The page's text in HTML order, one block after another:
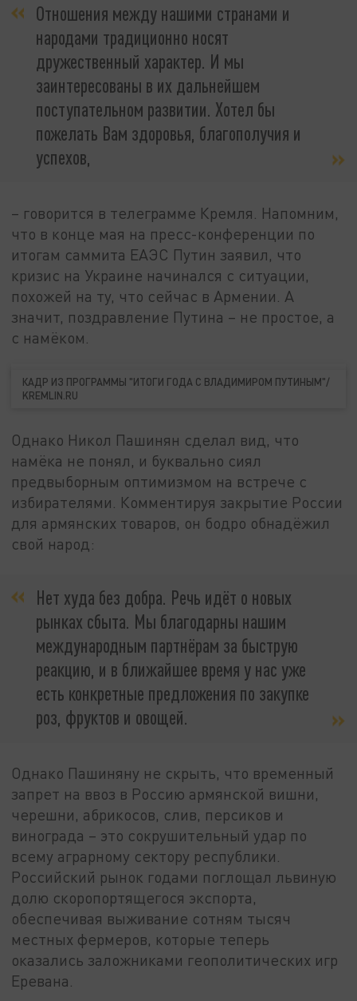
Отношения между нашими странами и
народами традиционно носят
дружественный характер. И мы
заинтересованы в их дальнейшем
поступательном развитии. Хотел бы
пожелать Вам здоровья, благополучия и
успехов,
– говорится в телеграмме Кремля. Напомним,
что в конце мая на пресс-конференции по
итогам саммита ЕАЭС Путин заявил, что
кризис на Украине начинался с ситуации,
похожей на ту, что сейчас в Армении. А
значит, поздравление Путина – не простое, а
с намёком.
КАДР ИЗ ПРОГРАММЫ "ИТОГИ ГОДА С ВЛАДИМИРОМ ПУТИНЫМ"/
KREMLIN.RU
Однако Никол Пашинян сделал вид, что
намёка не понял, и буквально сиял
предвыборным оптимизмом на встрече с
избирателями. Комментируя закрытие России
для армянских товаров, он бодро обнадёжил
свой народ:
Нет худа без добра. Речь идёт о новых
рынках сбыта. Мы благодарны нашим
международным партнёрам за быструю
реакцию, и в ближайшее время у нас уже
есть конкретные предложения по закупке
роз, фруктов и овощей.
Однако Пашиняну не скрыть, что временный
запрет на ввоз в Россию армянской вишни,
черешни, абрикосов, слив, персиков и
винограда – это сокрушительный удар по
всему аграрному сектору республики.
Российский рынок годами поглощал львиную
долю скоропортящегося экспорта,
обеспечивая выживание сотням тысяч
местных фермеров, которые теперь
оказались заложниками геополитических игр
Еревана.